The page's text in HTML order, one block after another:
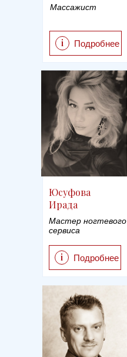
Подробнее
i
Подробнее
i
Юсуфова
Ирада
Мастер ногтевого
сервиса
Массажист